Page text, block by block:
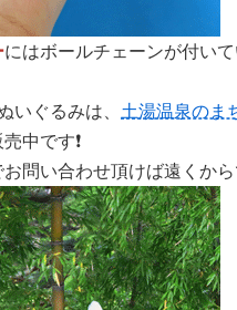
にはボールチェーンが付い
いぐるみは、 土湯温泉のま
中です❗️
問い合わせ頂けば遠くか